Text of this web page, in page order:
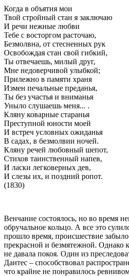
Когда в объятия мои
Твой стройный стан я заключаю
И речи нежные любви
Тебе с восторгом расточаю,
Безмолвна, от стесненных рук
Освобождая стан свой гибкий,
Ты отвечаешь, милый друг,
Мне недоверчивой улыбкой;
Прилежно в памяти храня
Измен печальные преданья,
Ты без участья и вниманья
Уныло слушаешь меня... .
Кляну коварные старанья
Преступной юности моей
И встреч условных ожиданья
В садах, в безмолвии ночей.
Кляну речей любовный шепот,
Стихов таинственный напев,
И ласки легковерных дев,
И слезы их, и поздний ропот.
(1830)
Венчание состоялось, но во время
обручальное кольцо. А все это
прошло время, происшествие
прекрасной и безмятежной. Однако
не давала покоя. Один из
Дантес – способствовал
что крайне не понравилось